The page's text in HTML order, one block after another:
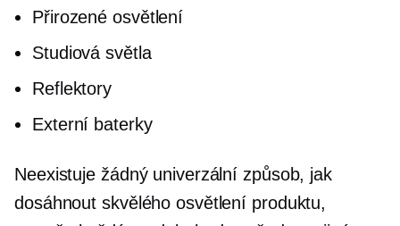
Přirozené osvětlení
Studiová světla
Reflektory
Externí baterky
Neexistuje žádný univerzální způsob, jak
dosáhnout skvělého osvětlení produktu,